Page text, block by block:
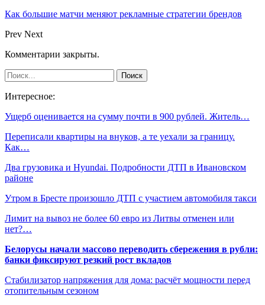
Как большие матчи меняют рекламные стратегии брендов
Prev Next
Комментарии закрыты.
Интересное:
Ущерб оценивается на сумму почти в 900 рублей. Житель…
Переписали квартиры на внуков, а те уехали за границу.
Как…
Два грузовика и Hyundai. Подробности ДТП в Ивановском
районе
Утром в Бресте произошло ДТП с участием автомобиля такси
Лимит на вывоз не более 60 евро из Литвы отменен или
нет?…
Белорусы начали массово переводить сбережения в рубли:
банки фиксируют резкий рост вкладов
Стабилизатор напряжения для дома: расчёт мощности перед
отопительным сезоном